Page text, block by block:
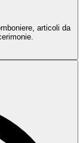
articoli da